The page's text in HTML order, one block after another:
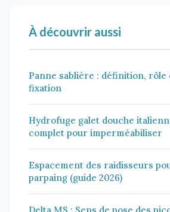
À découvrir aussi
Panne sablière : définition, rôle
fixation
Hydrofuge galet douche
complet pour imperméabiliser
Espacement des raidisseurs
parpaing (guide 2026)